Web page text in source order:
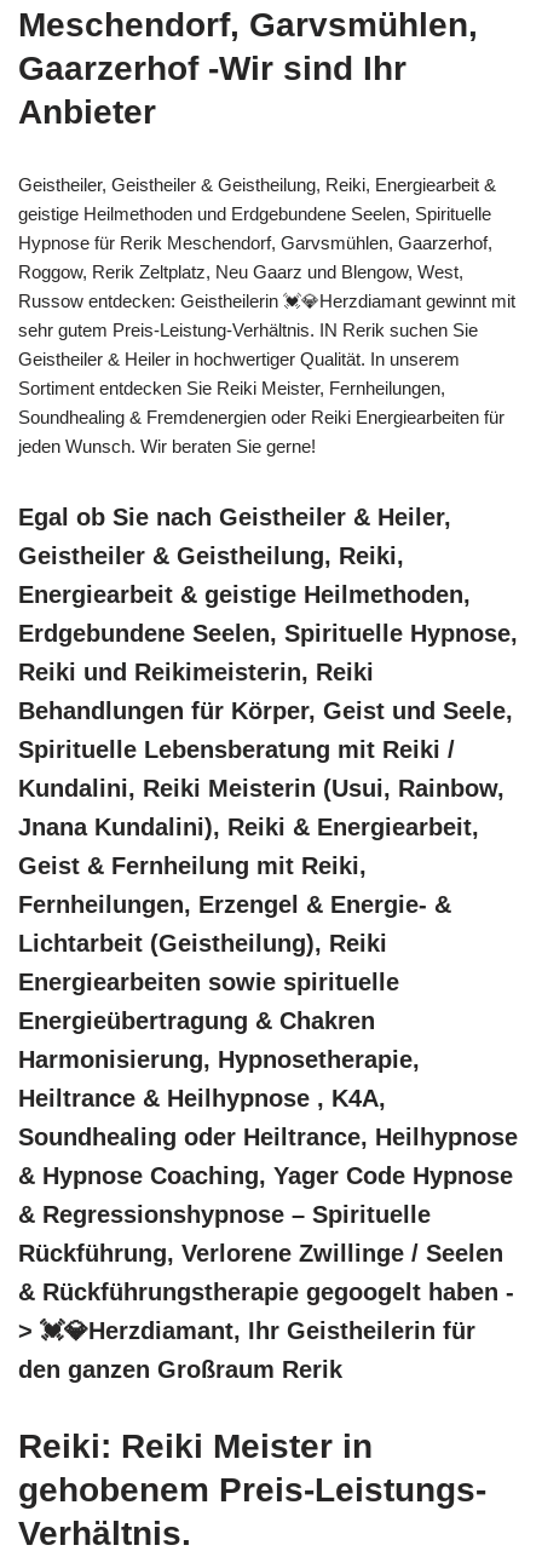
Meschendorf, Garvsmühlen,
Gaarzerhof -Wir sind Ihr
Anbieter
Geistheiler, Geistheiler & Geistheilung, Reiki, Energiearbeit &
geistige Heilmethoden und Erdgebundene Seelen, Spirituelle
Hypnose für Rerik Meschendorf, Garvsmühlen, Gaarzerhof,
Roggow, Rerik Zeltplatz, Neu Gaarz und Blengow, West,
Russow entdecken: Geistheilerin 💓️💎Herzdiamant gewinnt mit
sehr gutem Preis-Leistung-Verhältnis. IN Rerik suchen Sie
Geistheiler & Heiler in hochwertiger Qualität. In unserem
Sortiment entdecken Sie Reiki Meister, Fernheilungen,
Soundhealing & Fremdenergien oder Reiki Energiearbeiten für
jeden Wunsch. Wir beraten Sie gerne!
Egal ob Sie nach Geistheiler & Heiler,
Geistheiler & Geistheilung, Reiki,
Energiearbeit & geistige Heilmethoden,
Erdgebundene Seelen, Spirituelle Hypnose,
Reiki und Reikimeisterin, Reiki
Behandlungen für Körper, Geist und Seele,
Spirituelle Lebensberatung mit Reiki /
Kundalini, Reiki Meisterin (Usui, Rainbow,
Jnana Kundalini), Reiki & Energiearbeit,
Geist & Fernheilung mit Reiki,
Fernheilungen, Erzengel & Energie- &
Lichtarbeit (Geistheilung), Reiki
Energiearbeiten sowie spirituelle
Energieübertragung & Chakren
Harmonisierung, Hypnosetherapie,
Heiltrance & Heilhypnose , K4A,
Soundhealing oder Heiltrance, Heilhypnose
& Hypnose Coaching, Yager Code Hypnose
& Regressionshypnose – Spirituelle
Rückführung, Verlorene Zwillinge / Seelen
& Rückführungstherapie gegoogelt haben -
> 💓️💎Herzdiamant, Ihr Geistheilerin für
den ganzen Großraum Rerik
Reiki: Reiki Meister in
gehobenem Preis-Leistungs-
Verhältnis.